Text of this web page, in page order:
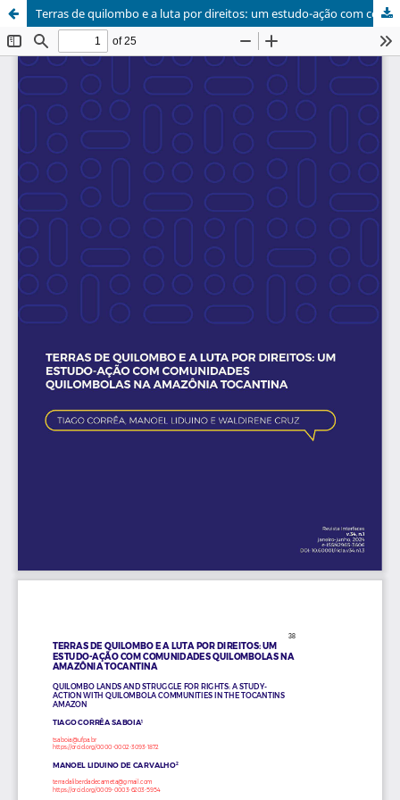
Terras de quilombo e a luta por direitos: um estudo-ação com comunidades quilombolas na Amazônia tocantina